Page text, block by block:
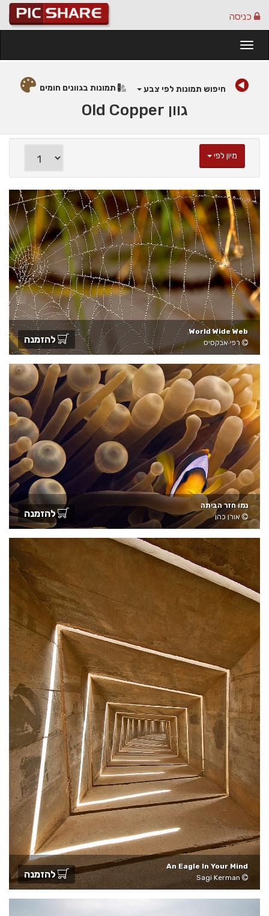
כניסה
חיפוש תמונות לפי צבע תמונות בגוונים חומים
גוון Old Copper
מיון לפי
World Wide Web
רפי אבקסיס
להזמנה
נמו חזר הביתה
אורן כהן
להזמנה
An Eagle In Your Mind
Sagi Kerman
להזמנה